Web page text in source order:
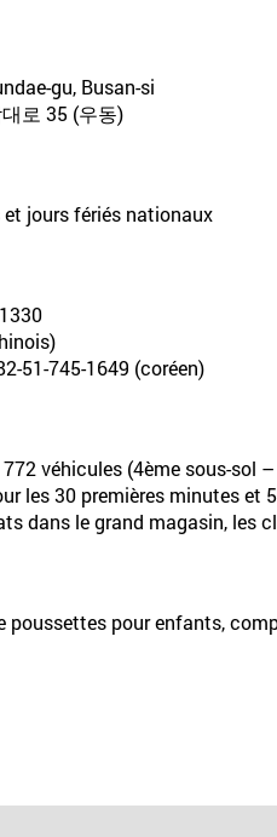
gu, Busan-si
로 35 (우동)
jours fériés nationaux
51-745-1649 (coréen)
véhicules (4ème sous-sol
les 30 premières minutes et
dans le grand magasin, les
poussettes pour enfants,